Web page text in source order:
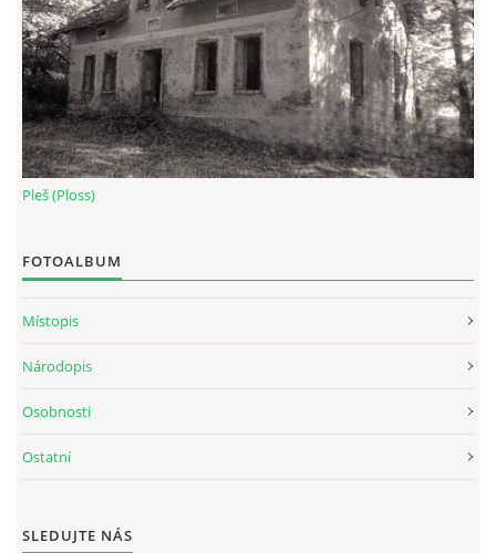
Pleš (Ploss)
FOTOALBUM
Místopis
Národopis
Osobnosti
Ostatní
SLEDUJTE NÁS